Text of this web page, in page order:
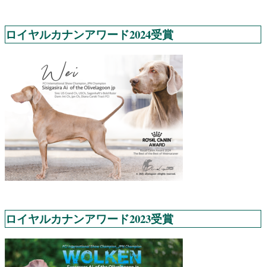
ロイヤルカナンアワード2024受賞
ロイヤルカナンアワード2023受賞